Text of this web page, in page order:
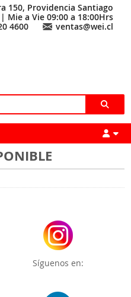
150, Providencia Santiago
Mie a Vie 09:00 a 18:00Hrs
4600
ventas@wei.cl
Síguenos en: